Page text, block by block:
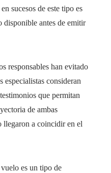
sucesos de este tipo es
disponible antes de emitir
responsables han evitado
consideran
que permitan
de ambas
llegaron a coincidir en el
es un tipo de